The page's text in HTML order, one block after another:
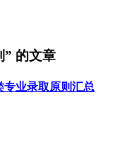
” 的文章
专业录取原则汇总